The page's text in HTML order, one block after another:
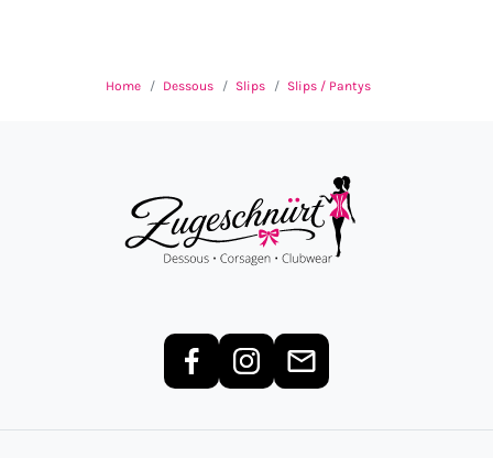
Home Dessous Slips Slips / Pantys